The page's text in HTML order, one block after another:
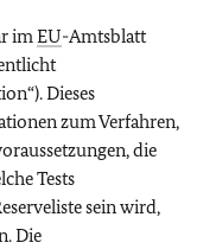
im EU-Amtsblatt
Dieses
zum Verfahren,
die
Tests
sein wird,
Die